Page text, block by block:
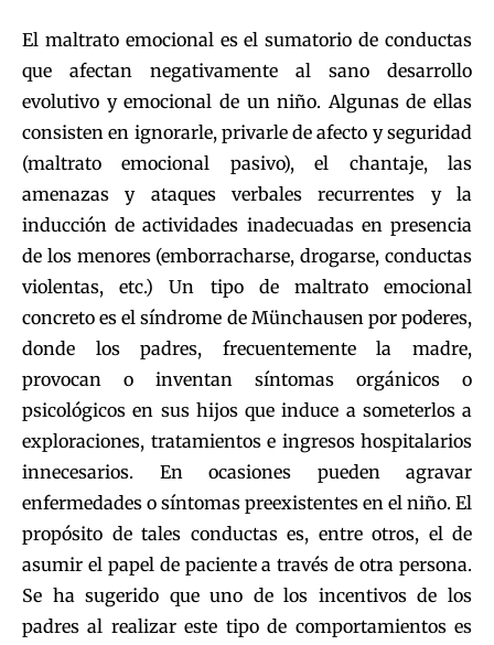
El maltrato emocional es el sumatorio de conductas
que afectan negativamente al sano desarrollo
evolutivo y emocional de un niño. Algunas de ellas
consisten en ignorarle, privarle de afecto y seguridad
(maltrato emocional pasivo), el chantaje, las
amenazas y ataques verbales recurrentes y la
inducción de actividades inadecuadas en presencia
de los menores (emborracharse, drogarse, conductas
violentas, etc.) Un tipo de maltrato emocional
concreto es el síndrome de Münchausen por poderes,
donde los padres, frecuentemente la madre,
provocan o inventan síntomas orgánicos o
psicológicos en sus hijos que induce a someterlos a
exploraciones, tratamientos e ingresos hospitalarios
innecesarios. En ocasiones pueden agravar
enfermedades o síntomas preexistentes en el niño. El
propósito de tales conductas es, entre otros, el de
asumir el papel de paciente a través de otra persona.
Se ha sugerido que uno de los incentivos de los
padres al realizar este tipo de comportamientos es